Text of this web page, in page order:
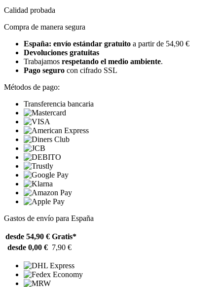
Calidad probada
Compra de manera segura
España: envío estándar gratuito a partir de 54,90 €
Devoluciones gratuitas
Trabajamos respetando el medio ambiente.
Pago seguro con cifrado SSL
Métodos de pago:
Transferencia bancaria
Gastos de envío para España
desde 54,90 € Gratis*
desde 0,00 € 7,90 €